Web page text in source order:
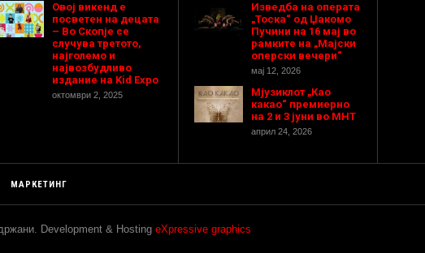
Овој викенд е
посветен на децата
– Во Скопје се
случува третото,
најголемо и
највозбудливо
издание на Kid Expo
октомври 2, 2025
Изведба на операта
„Тоска“ од Џакомо
Пучини на 16 мај во
рамките на „Мајски
оперски вечери“
мај 12, 2026
Мјузиклот „Као
какао“ премиерно
на 2 и 3 јуни во МНТ
април 24, 2026
МАРКЕТИНГ
Development & Hosting eXpressive graphics